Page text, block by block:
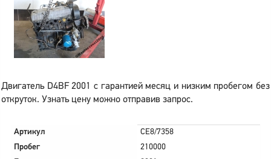
Двигатель D4BF 2001 с гарантией месяц и низким пробегом без
откруток. Узнать цену можно отправив запрос.
Артикул
CE8/7358
Пробег
210000